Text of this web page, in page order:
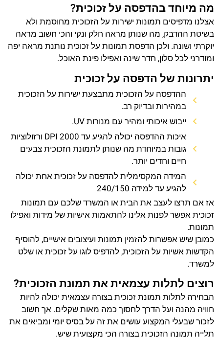
מה מיוחד בהדפסה על זכוכית?
אצלנו מדפיסים תמונות ישירות על הזכוכית מחוסמת ולא
בשיטת ההדבק, מה שנותן מראה חלק ונקי והכי חשוב מראה
יוקרתי ושונה. ולכן הדפסת תמונות על זכוכית נותנת מראה יפה
ומודרני לכל סלון, חדר שינה ואפילו פינת האוכל.
יתרונות של הדפסה על זכוכית
ההדפסה על הזכוכית מתבצעת ישירות על הזכוכית
במהירות ובדיוק רב.
ייבוש איכותי ומהיר עם מנורות UV.
איכות ההדפסה יכולה להגיע עד 2000 DPI ורזולוציות
גובות במיוחדת מה שנותן לתמונת הזכוכית צבעים
חיים וחדים יותר.
המידה המקסימלית להדפסה על זכוכית אחת יכולה
להגיע עד למידה 240/150
אז אם תרצו לעצב את הבית או המשרד שלכם עם תמונות
זכוכית אפשר לפנות אלינו להתאמות אישיות של מידות ואפילו
תמונות.
כמובן שיש אפשרות להזמין תמונות ועיצובים אישיים, להוסיף
הקדשות אשיות על הזכוכית, להדפיס לוגו על זכוכית או שלט
למשרד.
רוצים לתלות עצמאית את תמונת הזכוכית?
הבחירה לתלות תמונת זכוכית בצורה עצמאית יכולה להיות
חוויה מהנה ועל הדרך לחסוך כמה מאות שקלים. אך חשוב
לזכור שבעלי המקצוע עושים את זה על בסיס יומי ומביאים את
תלייה תמונה הזכוכית בצורה הכי מקצועית שיש.